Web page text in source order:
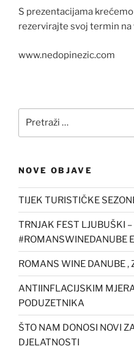
S prezentacijama
rezervirajte svoj termin na
www.nedopinezic.com
NOVE OBJAVE
TIJEK TURISTIČKE
TRNJAK FEST LJUBUŠKI
#ROMANSWINEDANUBE
ROMANS WINE DANUBE ,
ANTIINFLACIJSKIM
PODUZETNIKA
ŠTO NAM DONOSI NOVI
DJELATNOSTI